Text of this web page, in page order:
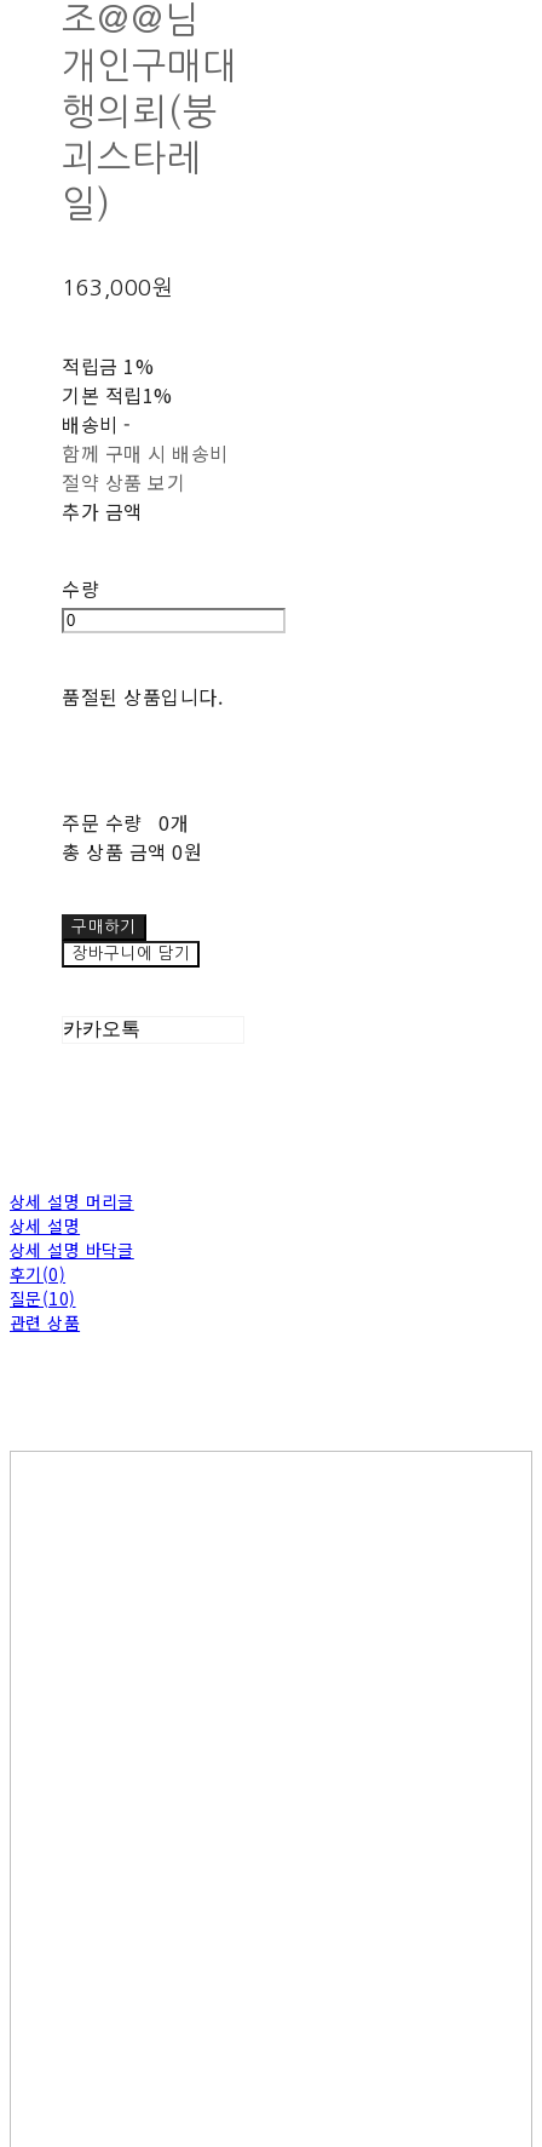
조@@님
개인구매대
행의뢰(붕
괴스타레
일)
163,000원
적립금 1%
기본 적립1%
배송비-
함께 구매 시 배송비
절약 상품 보기
추가 금액
수량
품절된 상품입니다.
주문 수량 0개
총 상품 금액 0원
구매하기
장바구니에 담기
카카오톡
상세 설명 머리글
상세 설명
상세 설명 바닥글
후기(0)
질문(10)
관련 상품